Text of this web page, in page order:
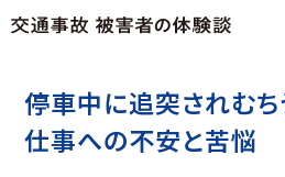
停車中に追突されむち
仕事への不安と苦悩